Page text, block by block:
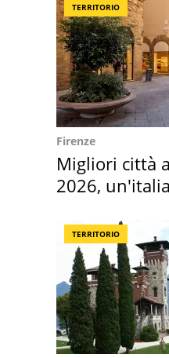
TERRITORIO
Firenze
Migliori città
2026,
TERRITORIO